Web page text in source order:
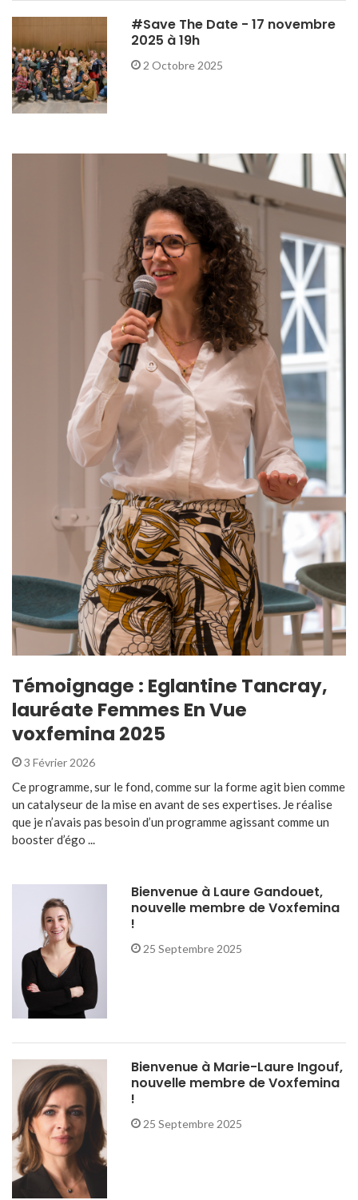
#Save The Date - 17 novembre
2025 à 19h
2 Octobre 2025
Témoignage : Eglantine Tancray,
lauréate Femmes En Vue
voxfemina 2025
3 Février 2026
Ce programme, sur le fond, comme sur la forme agit bien comme
un catalyseur de la mise en avant de ses expertises. Je réalise
que je n’avais pas besoin d’un programme agissant comme un
booster d’égo ...
Bienvenue à Laure Gandouet,
nouvelle membre de Voxfemina
!
25 Septembre 2025
Bienvenue à Marie-Laure Ingouf,
nouvelle membre de Voxfemina
!
25 Septembre 2025